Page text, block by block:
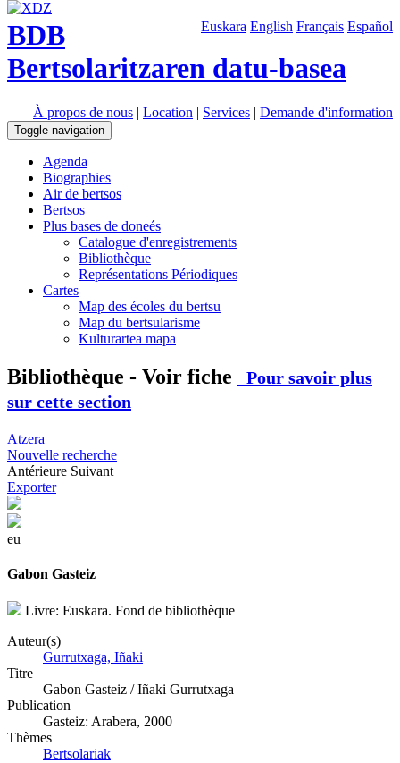
Euskara English Français Español
BDB
Bertsolaritzaren datu-basea
À propos de nous | Location | Services | Demande d'information
Toggle navigation
Agenda
Biographies
Air de bertsos
Bertsos
Plus bases de doneés
Catalogue d'enregistrements
Bibliothèque
Représentations Périodiques
Cartes
Map des écoles du bertsu
Map du bertsularisme
Kulturartea mapa
Bibliothèque - Voir fiche
Pour savoir plus
sur cette section
Atzera
Nouvelle recherche
Antérieure Suivant
Exporter
eu
Gabon Gasteiz
Livre: Euskara. Fond de bibliothèque
Auteur(s)
Gurrutxaga, Iñaki
Titre
Gabon Gasteiz / Iñaki Gurrutxaga
Publication
Gasteiz: Arabera, 2000
Thèmes
Bertsolariak